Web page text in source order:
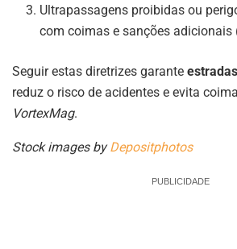
Ultrapassagens proibidas ou
com coimas e sanções adicionais
Seguir estas diretrizes garante
reduz o risco de acidentes e evita
VortexMag.
Stock images byDepositphotos
PUBLICIDADE